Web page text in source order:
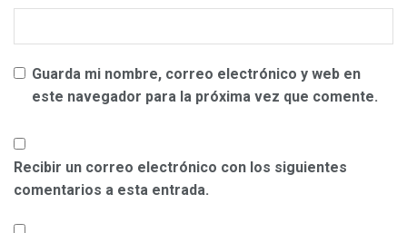
Guarda mi nombre, correo electrónico y web en
este navegador para la próxima vez que comente.
Recibir un correo electrónico con los siguientes
comentarios a esta entrada.